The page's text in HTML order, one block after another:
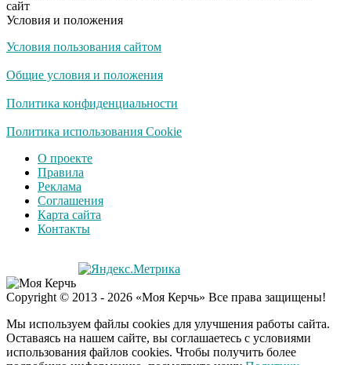
Ролик длится
смеяться вы будете
Королева вагона
оставит равнодушным
Забывший о
патриотизме
Плющенко отправляет
Азербайджан
сайт
Условия и положения
Условия пользования сайтом
Общие условия и положения
Политика конфиденциальности
Политика использования Cookie
О проекте
Правила
Реклама
Соглашения
Карта сайта
Контакты
Copyright © 2013 - 2026 «Моя Керчь» Все права защищены!
Мы используем файлы cookies для улучшения работы сайта.
Оставаясь на нашем сайте, вы соглашаетесь с условиями
использования файлов cookies. Чтобы получить более